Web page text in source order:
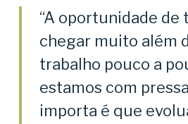
“A oportunidade de
chegar muito além
trabalho pouco a
estamos com
importa é que